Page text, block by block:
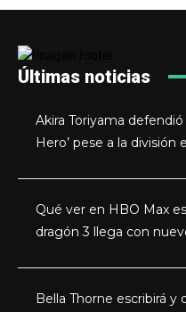
Últimas noticias
Akira Toriyama
Hero’ pese a la división
Qué ver en HBO Max
dragón 3 llega con
Bella Thorne escribirá y